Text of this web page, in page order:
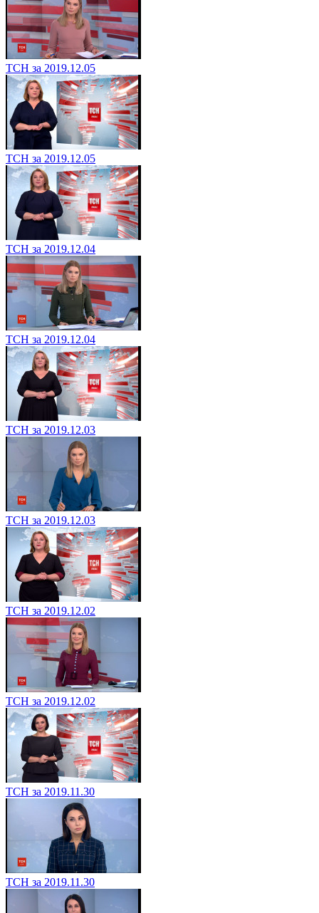
ТСН за 2019.12.05
ТСН за 2019.12.05
ТСН за 2019.12.04
ТСН за 2019.12.04
ТСН за 2019.12.03
ТСН за 2019.12.03
ТСН за 2019.12.02
ТСН за 2019.12.02
ТСН за 2019.11.30
ТСН за 2019.11.30